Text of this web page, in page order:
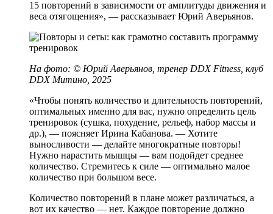
15 повторений в зависимости от амплитуды движения и
веса отягощения», — рассказывает Юрий Аверьянов.
На фото: © Юрий Аверьянов, тренер DDX Fitness, клуб
DDX Митино, 2025
«Чтобы понять количество и длительность повторений,
оптимальных именно для вас, нужно определить цель
тренировок (сушка, похудение, рельеф, набор массы и
др.), — поясняет Ирина Кабанова. — Хотите
выносливости — делайте многократные повторы!
Нужно нарастить мышцы — вам подойдет среднее
количество. Стремитесь к силе — оптимально малое
количество при большом весе.
Количество повторений в плане может различаться, а
вот их качество — нет. Каждое повторение должно